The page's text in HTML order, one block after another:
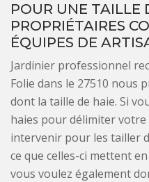
POUR UNE TAILLE
PROPRIÉTAIRES
ÉQUIPES DE
Jardinier professionnel
Folie dans le 27510 nous
dont la taille de haie. Si
haies pour délimiter
intervenir pour les tailler
ce que celles-ci mettent
vous voulez également